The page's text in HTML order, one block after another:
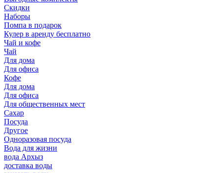
Скидки
Наборы
Помпа в подарок
Кулер в аренду бесплатно
Чай и кофе
Чай
Для дома
Для офиса
Кофе
Для дома
Для офиса
Для общественных мест
Сахар
Посуда
Другое
Одноразовая посуда
Вода для жизни
вода Архыз
доставка воды